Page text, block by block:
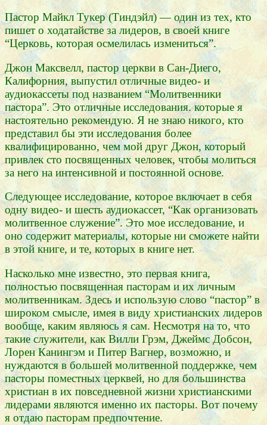
Пастор Майкл Тукер (Тиндэйл) — один из тех, кто
пишет о ходатайстве за лидеров, в своей книге
“Церковь, которая осмелилась измениться”.
Джон Максвелл, пастор церкви в Сан-Диего,
Калифорния, выпустил отличные видео- и
аудиокассеты под названием “Молитвенники
пастора”. Это отличные исследования. которые я
настоятельно рекомендую. Я не знаю никого, кто
представил бы эти исследования более
квалифицированно, чем мой друг Джон, который
привлек сто посвященных человек, чтобы молиться
за него на интенсивной и постоянной основе.
Следующее исследование, которое включает в себя
одну видео- и шесть аудиокассет, “Как организовать
молитвенное служение”. Это мое исследование, и
оно содержит материалы, которые ни сможете найти
в этой книге, и те, которых в книге нет.
Насколько мне известно, это первая книга,
полностью посвященная пасторам и их личным
молитвенникам. Здесь и использую слово “пастор” в
широком смысле, имея в виду христианских лидеров
вообще, каким являюсь я сам. Несмотря на то, что
такие служители, как Вилли Грэм, Джеймс Добсон,
Лорен Канингэм и Питер Вагнер, возможно, и
нуждаются в большей молитвенной поддержке, чем
пасторы поместных церквей, но для большинства
христиан в их повседневной жизни христианскими
лидерами являются именно их пасторы. Вот почему
я отдаю пасторам предпочтение.